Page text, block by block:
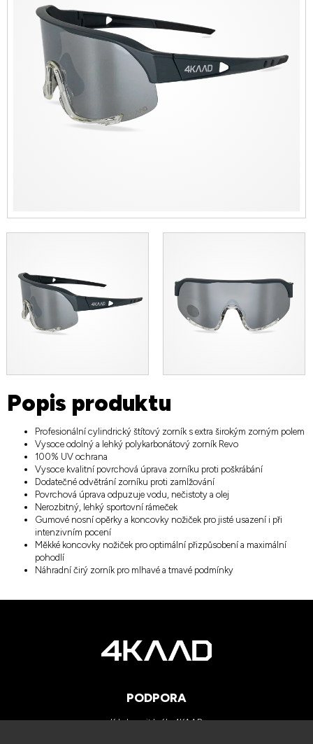
Popis produktu
Profesionální cylindrický štítový zorník s extra širokým zorným polem
Vysoce odolný a lehký polykarbonátový zorník Revo
100% UV ochrana
Vysoce kvalitní povrchová úprava zorníku proti poškrábání
Dodatečné odvětrání zorníku proti zamlžování
Povrchová úprava odpuzuje vodu, nečistoty a olej
Nerozbitný, lehký sportovní rámeček
Gumové nosní opěrky a koncovky nožiček pro jisté usazení i při
intenzivním pocení
Měkké koncovky nožiček pro optimální přizpůsobení a maximální
pohodlí
Náhradní čirý zorník pro mlhavé a tmavé podmínky
PODPORA
Kde koupit brýle 4KAAD